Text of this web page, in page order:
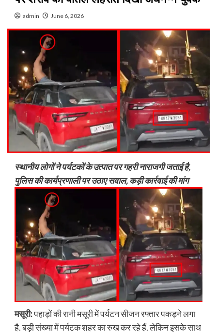
admin June 6, 2026
स्थानीय लोगों ने पर्यटकों के उत्पात पर गहरी नाराजगी जताई है,
पुलिस की कार्यप्रणाली पर उठाए सवाल, कड़ी कार्रवाई की मांग
मसूरी:पहाड़ों की रानी मसूरी में पर्यटन सीजन रफ्तार पकड़ने लगा
है. बड़ी संख्या में पर्यटक शहर का रुख कर रहे हैं. लेकिन इसके साथ